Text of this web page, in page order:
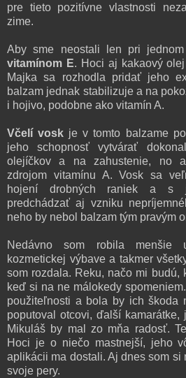
pre tieto pozitívne vlastnosti
zime.
Aby sme neostali len pri jednom
vitamínom E. Hoci aj kakaový
Majka sa rozhodla pridať jeho
balzam jednak stabilizuje a na
i hojivo, podobne ako vitamín A.
Včelí vosk je v tomto balzame
jeho schopnosť vytvárať
olejíčkov a na zahustenie, no
zdrojom vitamínu A. Vosk sa
hojení drobných raniek a s
predchádzať aj vzniku
neho by nebol balzam tým pravým
Nedávno som robila menšie
kozmetickej výbave a takmer
som rozdala. Reku, načo mi budú,
keď si na ne málokedy
použiteľnosti a bola by ich škoda
poputoval otcovi, ďalší kamarátke,
Mikuláš by mal zo mňa radosť.
Hoci je o niečo mastnejší, jeho
aplikácii ma dostali. Aj dnes som si
svoje pery.